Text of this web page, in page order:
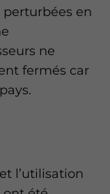
en
ne
fermés car
l’utilisation